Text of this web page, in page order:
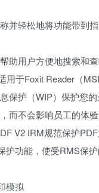
并轻松地将功能带到指
助用户方便地搜索和查
用于Foxit Reader（MSI
保护（WIP）保护您
而不会影响员工的体验
V2 IRM规范保护PDF
护功能，使受RMS保
模拟